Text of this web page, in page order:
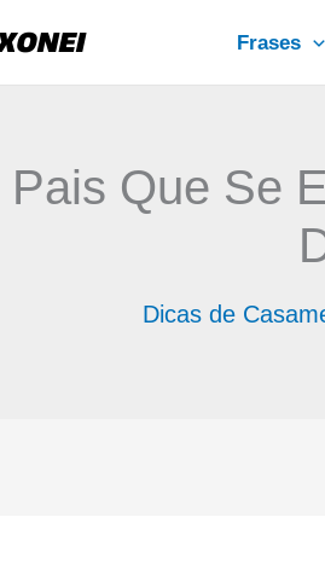
Frases
Pais Que Se
Dicas de